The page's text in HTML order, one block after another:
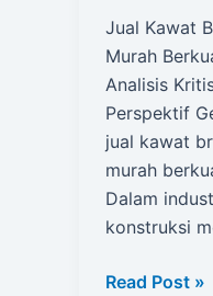
Jual Kawat
Murah
Analisis
Perspektif
jual kawat
murah
Dalam
konstruksi
Jual
Read Post »